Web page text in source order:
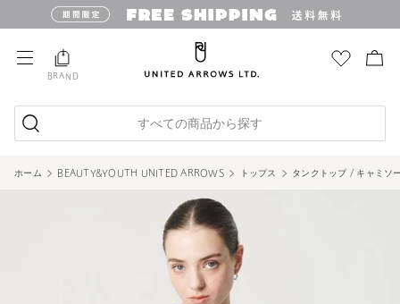
BRAND
すべての商品から探す
ホーム BEAUTY&YOUTH UNITED ARROWS トップス タンクトップ / キャミソ